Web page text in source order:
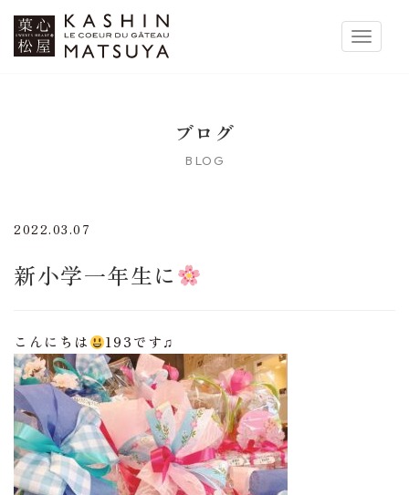
ブログ
BLOG
2022.03.07
新小学一年生に
こんにちは 193です♫